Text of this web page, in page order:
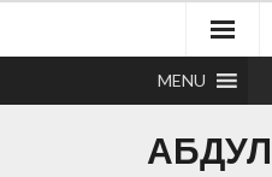
MENU